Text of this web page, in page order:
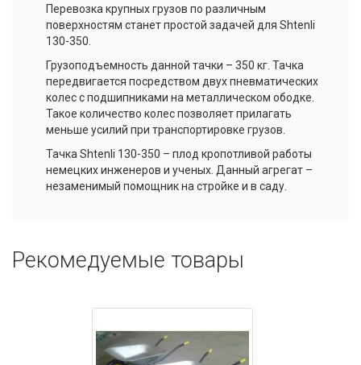
Перевозка крупных грузов по различным
поверхностям станет простой задачей для Shtenli
130-350.
Грузоподъемность данной тачки – 350 кг. Тачка
передвигается посредством двух пневматических
колес с подшипниками на металлическом ободке.
Такое количество колес позволяет прилагать
меньше усилий при транспортировке грузов.
Тачка Shtenli 130-350 – плод кропотливой работы
немецких инженеров и ученых. Данный агрегат –
незаменимый помощник на стройке и в саду.
Рекомедуемые товары